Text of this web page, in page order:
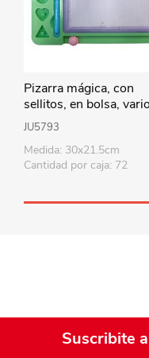
Pizarra mágica, con
sellitos, en bolsa,
colores
JU5793
Medida: 30x21.5cm
Cantidad por caja: 72
Suscribite